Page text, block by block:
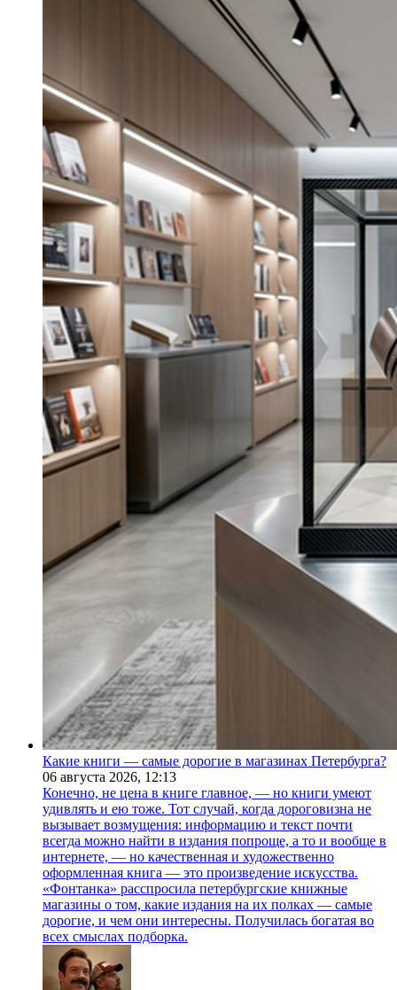
Какие книги — самые дорогие в магазинах Петербурга?
06 августа 2026, 12:13
Конечно, не цена в книге главное, — но книги умеют
удивлять и ею тоже. Тот случай, когда дороговизна не
вызывает возмущения: информацию и текст почти
всегда можно найти в издания попроще, а то и вообще в
интернете, — но качественная и художественно
оформленная книга — это произведение искусства.
«Фонтанка» расспросила петербургские книжные
магазины о том, какие издания на их полках — самые
дорогие, и чем они интересны. Получилась богатая во
всех смыслах подборка.